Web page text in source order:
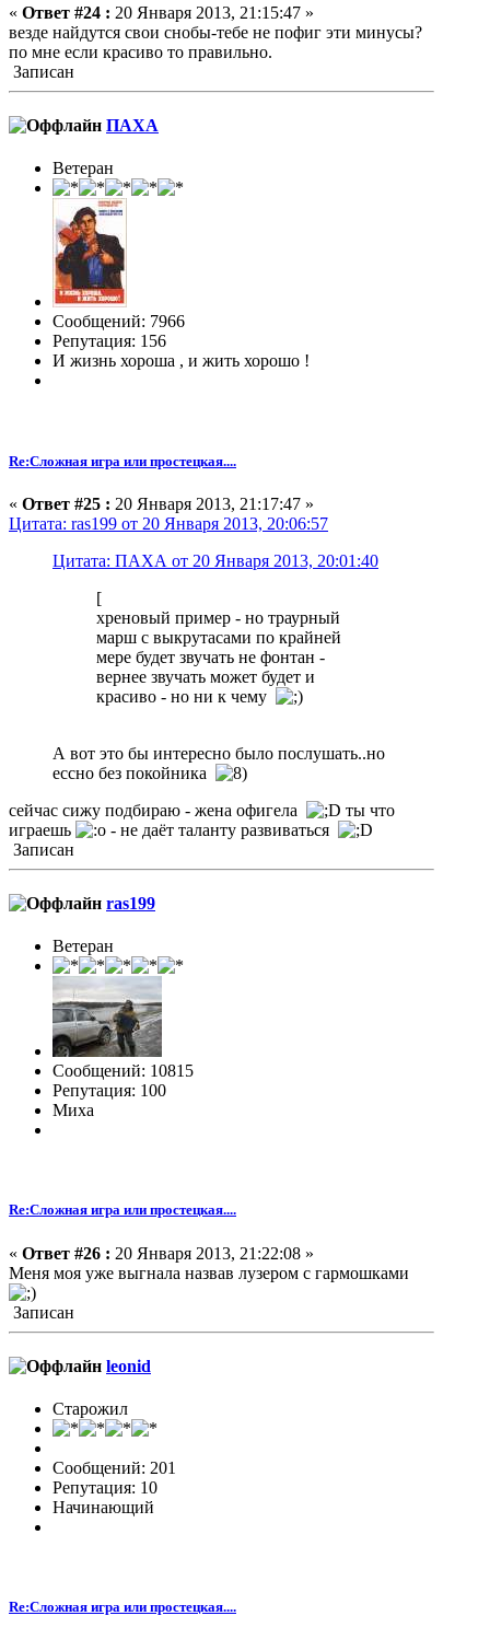
« Ответ #24 : 20 Января 2013, 21:15:47 »
везде найдутся свои снобы-тебе не пофиг эти минусы?
по мне если красиво то правильно.
Записан
ПАХА
Ветеран
Сообщений: 7966
Репутация: 156
И жизнь хороша , и жить хорошо !
Re:Сложная игра или простецкая....
« Ответ #25 : 20 Января 2013, 21:17:47 »
Цитата: ras199 от 20 Января 2013, 20:06:57
Цитата: ПАХА от 20 Января 2013, 20:01:40
[
хреновый пример - но траурный
марш с выкрутасами по крайней
мере будет звучать не фонтан -
вернее звучать может будет и
красиво - но ни к чему
А вот это бы интересно было послушать..но
ессно без покойника
сейчас сижу подбираю - жена офигела
ты что
играешь
- не даёт таланту развиваться
Записан
ras199
Ветеран
Сообщений: 10815
Репутация: 100
Миха
Re:Сложная игра или простецкая....
« Ответ #26 : 20 Января 2013, 21:22:08 »
Меня моя уже выгнала назвав лузером с гармошками
Записан
leonid
Старожил
Сообщений: 201
Репутация: 10
Начинающий
Re:Сложная игра или простецкая....